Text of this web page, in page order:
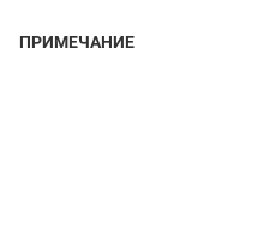
ПРИМЕЧАНИЕ